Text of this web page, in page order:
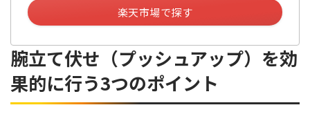
楽天市場で探す
腕立て伏せ（プッシュアップ）を効
果的に行う3つのポイント